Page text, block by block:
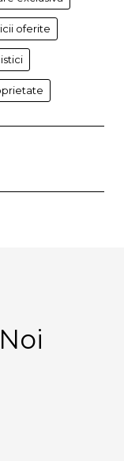
oferite